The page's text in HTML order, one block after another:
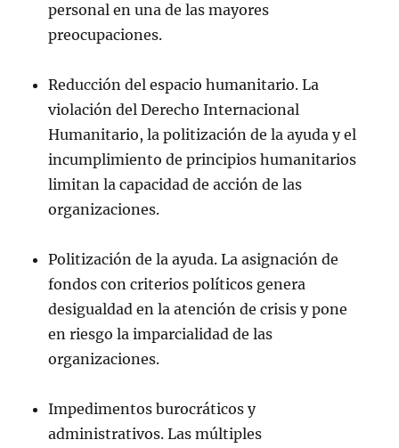
personal en una de las mayores
preocupaciones.
Reducción del espacio humanitario. La
violación del Derecho Internacional
Humanitario, la politización de la ayuda y el
incumplimiento de principios humanitarios
limitan la capacidad de acción de las
organizaciones.
Politización de la ayuda. La asignación de
fondos con criterios políticos genera
desigualdad en la atención de crisis y pone
en riesgo la imparcialidad de las
organizaciones.
Impedimentos burocráticos y
administrativos. Las múltiples